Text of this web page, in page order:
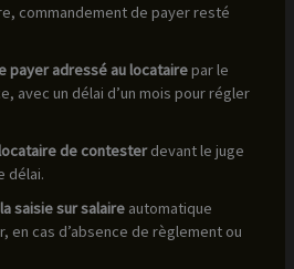
commandement de payer resté
payer adressé au locatairepar le
avec un délai d’un mois pour régler
de contesterdevant le juge
délai.
saisie sur salaireautomatique
en cas d’absence de règlement ou